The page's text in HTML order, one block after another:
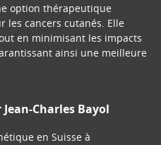
option thérapeutique
les cancers cutanés. Elle
en minimisant les impacts
ainsi une meilleure
Jean-Charles Bayol
en Suisse à